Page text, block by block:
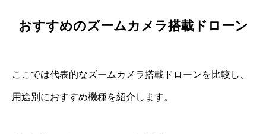
おすすめのズームカメラ搭載ドローン
ここでは代表的なズームカメラ搭載ドローンを比較し、
用途別におすすめ機種を紹介します。